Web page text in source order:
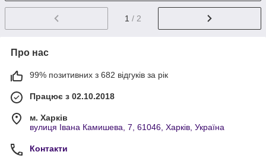
1 / 2
Про нас
99% позитивних з 682 відгуків за рік
Працює з 02.10.2018
м. Харків
вулиця Івана Камишева, 7, 61046, Харків, Україна
Контакти